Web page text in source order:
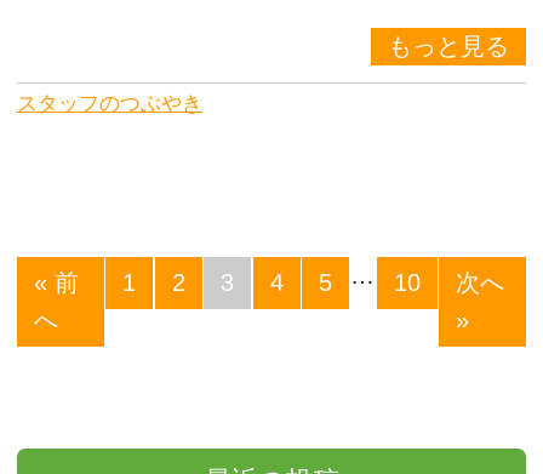
もっと見る
スタッフのつぶやき
« 前
へ
1 2 3 4 5 … 10
次へ
»